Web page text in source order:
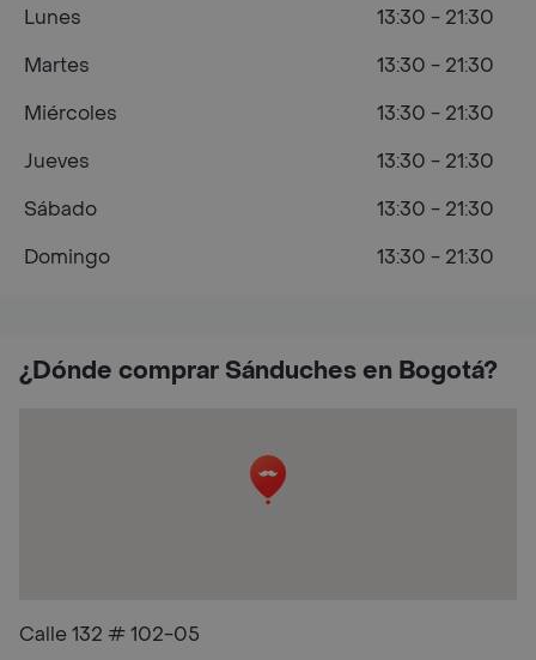
¿Dónde comprar Sánduches en Bogotá?
Calle 132 # 102-05
Lunes
13:30 - 21:30
Martes
13:30 - 21:30
Miércoles
13:30 - 21:30
Jueves
13:30 - 21:30
Sábado
13:30 - 21:30
Domingo
13:30 - 21:30